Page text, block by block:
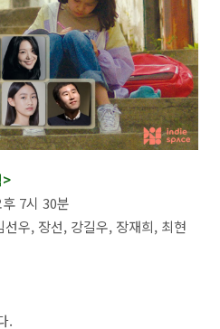
>
7시 30분
우, 장선, 강길우, 장재희, 최현
.